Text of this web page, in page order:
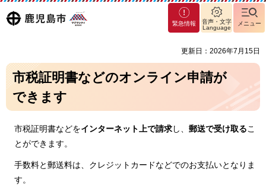
鹿児島
マグ
マシ
緊急情報
音声・文字
Language
メニュー
更新日：2026年7月15日
市税証明書などのオンライン申請が
できます
市税証明書などをインターネット上で請求し、 郵送で受け取るこ
とができます。
手数料と郵送料は、クレジットカードなどでのお支払いとなりま
す。